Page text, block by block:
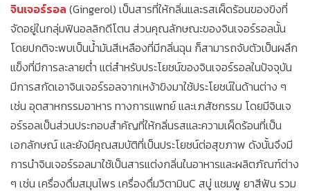
จินเจอร์รอล (Gingerol) เป็นสารที่ให้กลิ่นและรสเผ็ดร้อนของขิงที่
จัดอยู่ในกลุ่มฟินอลลิกดีโตน ส่วนคุณลักษณะของจินเจอร์รอลนั้น
โดยปกติจะพบเป็นน้ำมันสีเหลืองที่มีกลิ่นฉุน ก็สามารถจับตัวเป็นผลึก
แข็งที่มีการละลายต่ำ แต่สำหรับประโยชน์ของจินเจอร์รอลในปัจจุบัน
มีการสกัดเอาจินเจอร์รอลจากเหง้าขิงมาใช้ประโยชน์ในด้านต่าง ๆ
เช่น อุตสาหกรรมอาหาร ทางการแพทย์ และเภสัชกรรม โดยมีจินเจ
อร์รอลเป็นส่วนประกอบสำคัญที่ให้กลิ่นรสและความเผ็ดร้อนที่เป็น
เอกลักษณ์ และยังมีคุณสมบัติที่เป็นประโยชน์ต่อสุขภาพ ดังนั้นจึงมี
การนำจินเจอร์รอลมาใช้เป็นสารแต่งกลิ่นในอาหารและผลิตภัณฑ์ต่าง
ๆ เช่น เครื่องดื่มสมุนไพร เครื่องดื่มวิตามินC สบู่ แชมพู ยาสีฟัน รวม